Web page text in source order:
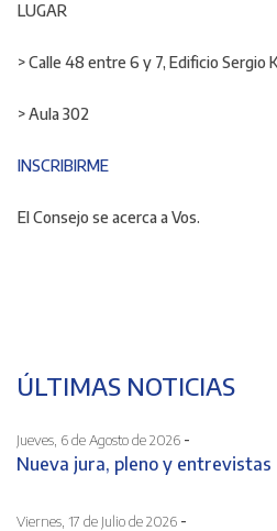
LUGAR
> Calle 48 entre 6 y 7, Edificio Sergio
> Aula 302
INSCRIBIRME
El Consejo se acerca a Vos.
ÚLTIMAS NOTICIAS
Jueves, 6 de Agosto de 2026 -
Nueva jura, pleno y entrevistas
Viernes, 17 de Julio de 2026 -